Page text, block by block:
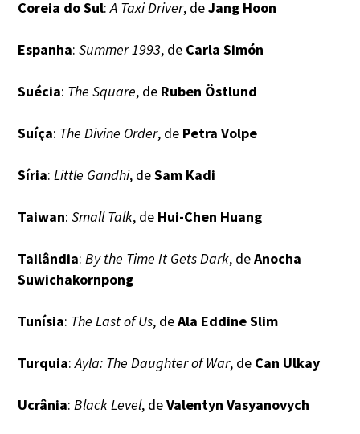
Coreia do Sul:A Taxi Driver, deJang Hoon
Espanha:Summer 1993, de Carla Simón
Suécia: The Square, de Ruben Östlund
Suíça: The Divine Order, de Petra Volpe
Síria: Little Gandhi, deSam Kadi
Taiwan:Small Talk, de Hui-Chen Huang
Tailândia: By the Time It Gets Dark, deAnocha
Suwichakornpong
Tunísia: The Last of Us, deAla Eddine Slim
Turquia:Ayla: The Daughter of War, de Can Ulkay
Ucrânia: Black Level, deValentyn Vasyanovych